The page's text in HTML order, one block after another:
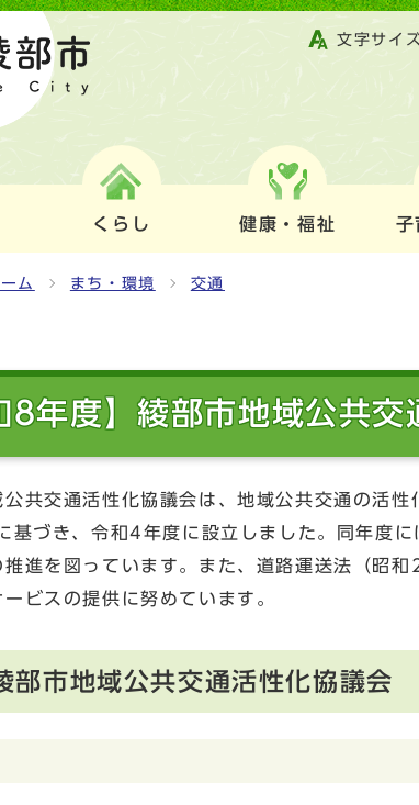
文字サイ
くらし 健康・福祉 子
ム まち・環境 交通
8年度】綾部市地域公共
公共交通活性化協議会は、地域公共交通の活
基づき、令和4年度に設立しました。同年度
推進を図っています。また、道路運送法（昭
ービスの提供に努めています。
部市地域公共交通活性化協議会